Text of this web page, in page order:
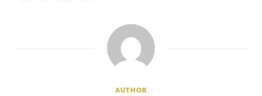
AUTHOR